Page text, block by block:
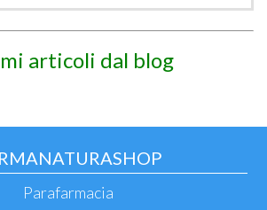
articoli dal blog
Parafarmacia